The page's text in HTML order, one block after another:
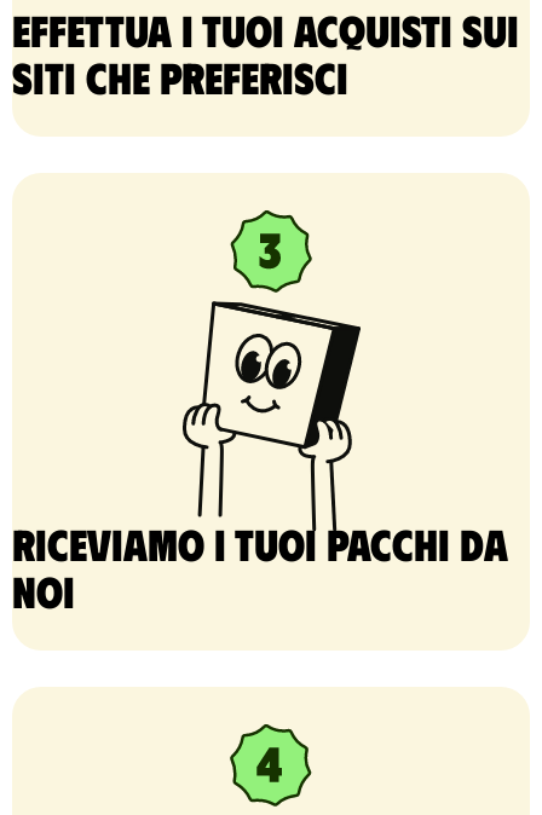
Effettua i tuoi acquisti sui
siti che preferisci
Riceviamo i tuoi pacchi da
noi